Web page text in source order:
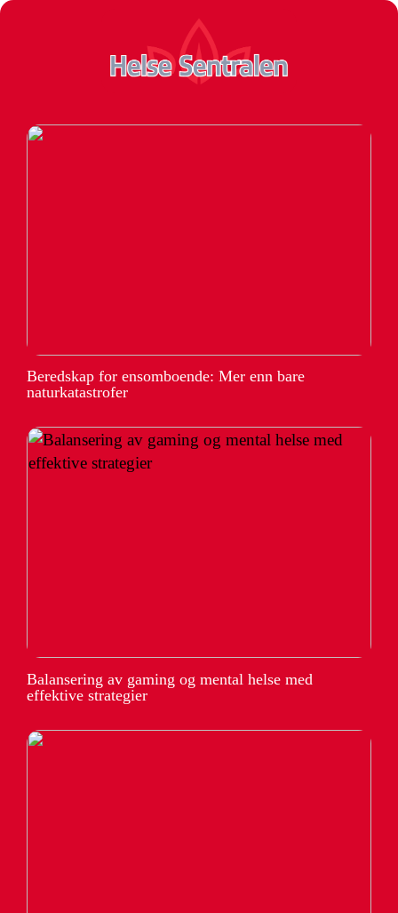
Beredskap for ensomboende: Mer enn bare
naturkatastrofer
Balansering av gaming og mental helse med
effektive strategier